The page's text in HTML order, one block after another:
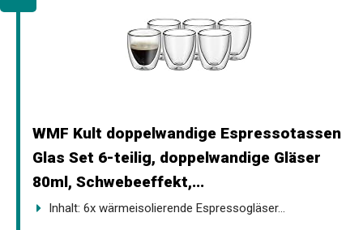
WMF Kult doppelwandige Espressotassen
Glas Set 6-teilig, doppelwandige Gläser
80ml, Schwebeeffekt,...
Inhalt: 6x wärmeisolierende Espressogläser...